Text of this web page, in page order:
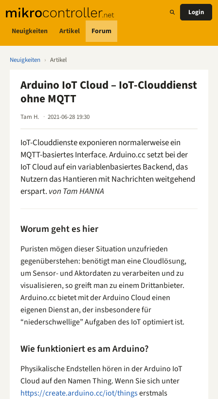
Neuigkeiten Artikel Forum
Login
Neuigkeiten › Artikel
Arduino IoT Cloud – IoT-Clouddienst
ohne MQTT
Tam H. 2021-06-28 19:30
IoT-Clouddienste exponieren normalerweise ein
MQTT-basiertes Interface. Arduino.cc setzt bei der
IoT Cloud auf ein variablenbasiertes Backend, das
Nutzern das Hantieren mit Nachrichten weitgehend
erspart. von Tam HANNA
Worum geht es hier
Puristen mögen dieser Situation unzufrieden
gegenüberstehen: benötigt man eine Cloudlösung,
um Sensor- und Aktordaten zu verarbeiten und zu
visualisieren, so greift man zu einem Drittanbieter.
Arduino.cc bietet mit der Arduino Cloud einen
eigenen Dienst an, der insbesondere für
“niederschwellige” Aufgaben des IoT optimiert ist.
Wie funktioniert es am Arduino?
Physikalische Endstellen hören in der Arduino IoT
Cloud auf den Namen Thing. Wenn Sie sich unter
https://create.arduino.cc/iot/thingserstmals